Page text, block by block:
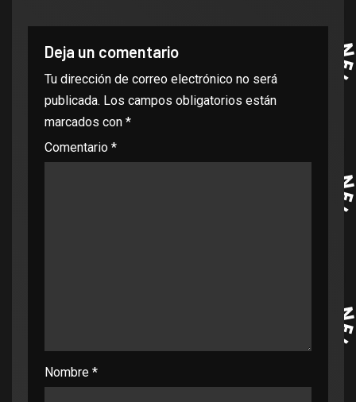
Deja un comentario
Tu dirección de correo electrónico no será
publicada. Los campos obligatorios están
marcados con *
Comentario *
Nombre *